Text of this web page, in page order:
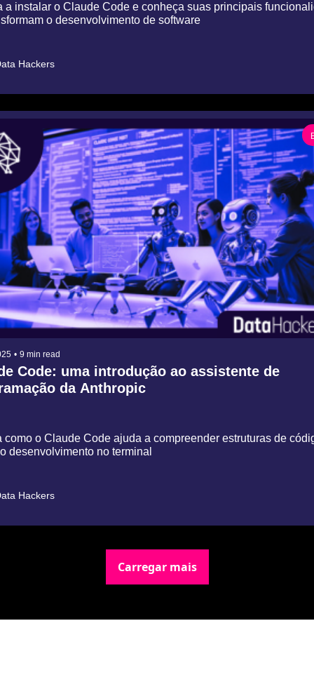
a instalar o Claude Code e conheça suas principais
o desenvolvimento de software
Hackers
• 9 min read
Code: uma introdução ao assistente de
da Anthropic
como o Claude Code ajuda a compreender estruturas de
desenvolvimento no terminal
Hackers
Carregar mais